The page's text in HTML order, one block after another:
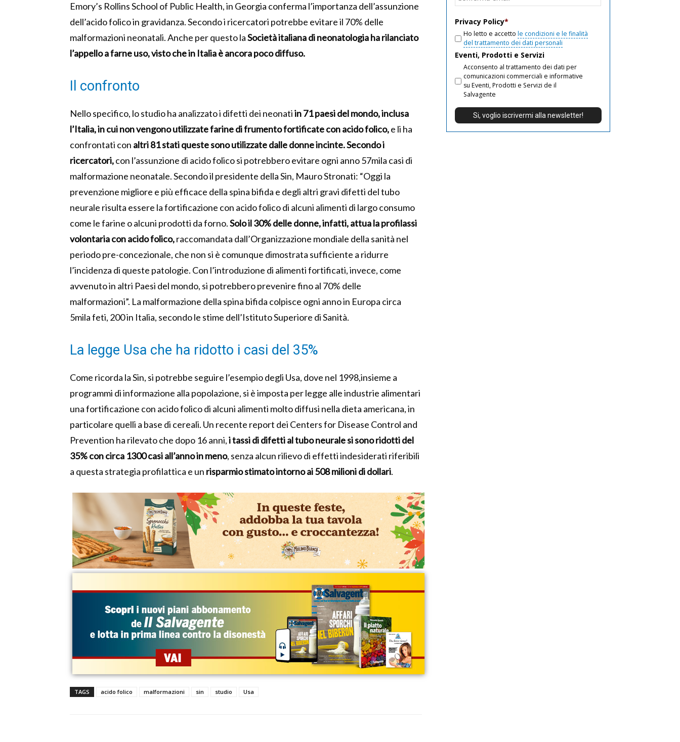
Emory’s Rollins School of Public Health, in Georgia conferma l’importanza dell’assunzione
dell’acido folico in gravidanza. Secondo i ricercatori potrebbe evitare il 70% delle
malformazioni neonatali. Anche per questo laSocietà italiana di neonatologia ha rilanciato
l’appello a farne uso, visto che in Italia è ancora poco diffuso.
Il confronto
Nello specifico, lo studio ha analizzato i difetti dei neonatiin 71 paesi del mondo, inclusa
l’Italia, in cui non vengono utilizzate farine di frumento fortificate con acido folico,e li ha
confrontati con altri 81 stati queste sono utilizzate dalle donne incinte. Secondo i
ricercatori,con l’assunzione di acido folico si potrebbero evitare ogni anno 57mila casi di
malformazione neonatale. Secondo il presidente della Sin, Mauro Stronati: “Oggi la
prevenzione migliore e più efficace della spina bifida e degli altri gravi difetti del tubo
neurale risulta essere la fortificazione con acido folico di alcuni alimenti di largo consumo
come le farine o alcuni prodotti da forno.Solo il 30% delle donne, infatti, attua la profilassi
volontaria con acido folico,raccomandata dall’Organizzazione mondiale della sanità nel
periodo pre-concezionale, che non si è comunque dimostrata sufficiente a ridurre
l’incidenza di queste patologie. Con l’introduzione di alimenti fortificati, invece, come
avvenuto in altri Paesi del mondo, si potrebbero prevenire fino al 70% delle
malformazioni”. La malformazione della spina bifida colpisce ogni anno in Europa circa
5mila feti, 200 in Italia, secondo le stime dell’Istituto Superiore di Sanità.
La legge Usa che ha ridotto i casi del 35%
Come ricorda la Sin, si potrebbe seguire l’esempio degli Usa, dove nel 1998,insieme a
programmi di informazione alla popolazione, si è imposta per legge alle industrie alimentari
una fortificazione con acido folico di alcuni alimenti molto diffusi nella dieta americana, in
particolare quelli a base di cereali. Un recente report dei Centers for Disease Control and
Prevention ha rilevato che dopo 16 anni,i tassi di difetti al tubo neurale si sono ridotti del
35% con circa 1300 casi all’anno in meno, senza alcun rilievo di effetti indesiderati riferibili
a questa strategia profilattica e un risparmio stimato intorno ai 508 milioni di dollari.
TAGS acido folico malformazioni sin studio Usa
Privacy Policy*
Ho letto e accetto le condizioni e le finalità
del trattamento dei dati personali
Eventi, Prodotti e Servizi
Acconsento al trattamento dei dati per
comunicazioni commerciali e informative
su Eventi, Prodotti e Servizi de il
Salvagente